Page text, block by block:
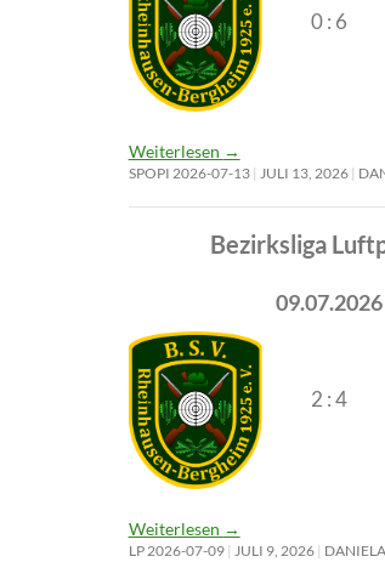
0 : 6
Weiterlesen →
SPOPI 2026-07-13 JULI 13, 2026
Bezirksliga
09.07.2026
2 : 4
Weiterlesen →
LP 2026-07-09 JULI 9, 2026